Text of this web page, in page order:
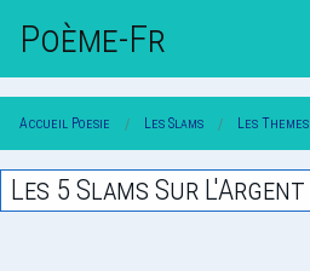
Poème-Fr
Accueil Poesie Les Slams Les Themes
Les 5 Slams Sur L'Argent